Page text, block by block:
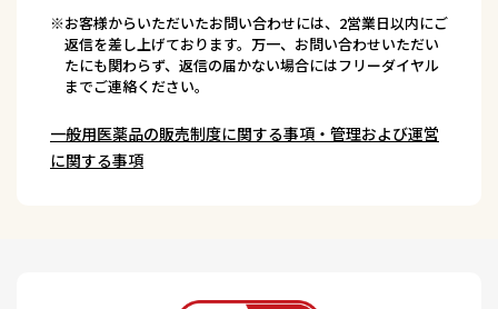
※お客様からいただいたお問い合わせには、2営業日以内にご
返信を差し上げております。万一、お問い合わせいただい
たにも関わらず、返信の届かない場合にはフリーダイヤル
までご連絡ください。
一般用医薬品の販売制度に関する事項・管理および運営
に関する事項